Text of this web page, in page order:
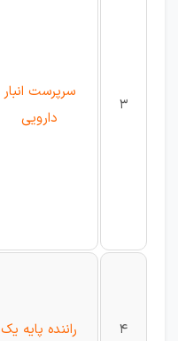
3
سرپرست انبار
دارویی
4 راننده پایه یک